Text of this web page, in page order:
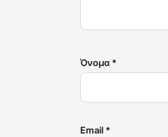
Όνομα *
Email *